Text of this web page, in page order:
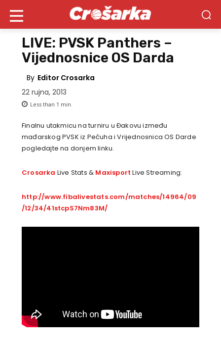
LIVE: PVSK Panthers –
Vijednosnice OS Darda
By Editor Crosarka
22 rujna, 2013
Less than 1 min.
Finalnu utakmicu na turniru u Đakovu između
mađarskog PVSK iz Pečuha i Vrijednosnica OS Darde
pogledajte na donjem linku.
Crosarka Live Stats & Maxisport Live Streaming:
http://www.fibalivestats.com/matches/14964/09
/12/34/41stcpS7Nm83M/